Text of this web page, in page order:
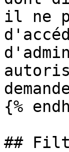
il ne
{%
##